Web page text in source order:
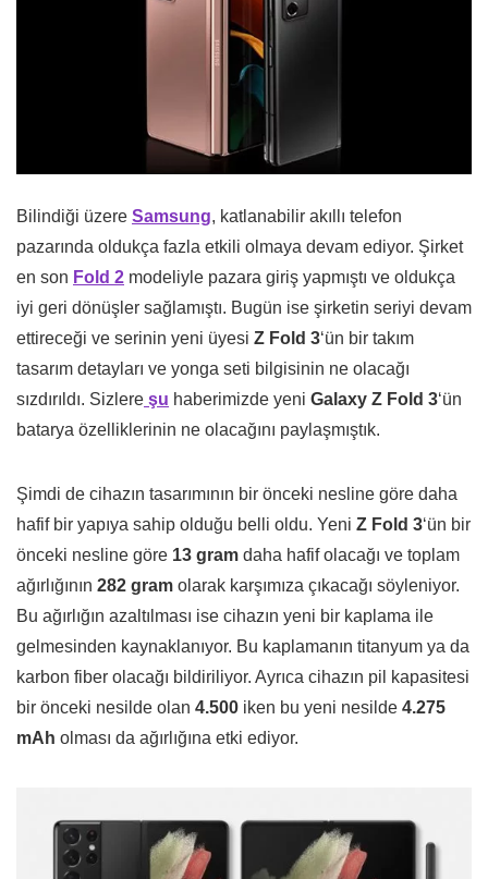
Bilindiği üzere Samsung, katlanabilir akıllı telefon
pazarında oldukça fazla etkili olmaya devam ediyor. Şirket
en son Fold 2 modeliyle pazara giriş yapmıştı ve oldukça
iyi geri dönüşler sağlamıştı. Bugün ise şirketin seriyi devam
ettireceği ve serinin yeni üyesi Z Fold 3‘ün bir takım
tasarım detayları ve yonga seti bilgisinin ne olacağı
sızdırıldı. Sizlere şu haberimizde yeni Galaxy Z Fold 3‘ün
batarya özelliklerinin ne olacağını paylaşmıştık.
Şimdi de cihazın tasarımının bir önceki nesline göre daha
hafif bir yapıya sahip olduğu belli oldu. Yeni Z Fold 3‘ün bir
önceki nesline göre 13 gram daha hafif olacağı ve toplam
ağırlığının 282 gram olarak karşımıza çıkacağı söyleniyor.
Bu ağırlığın azaltılması ise cihazın yeni bir kaplama ile
gelmesinden kaynaklanıyor. Bu kaplamanın titanyum ya da
karbon fiber olacağı bildiriliyor. Ayrıca cihazın pil kapasitesi
bir önceki nesilde olan 4.500 iken bu yeni nesilde 4.275
mAh olması da ağırlığına etki ediyor.